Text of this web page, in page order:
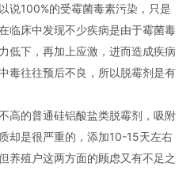
100%的受霉菌毒素污染，只是
临床中发现不少疾病是由于霉菌毒
低下，再加上应激，进而造成疾病
毒往往预后不良，所以脱霉剂是有
的普通硅铝酸盐类脱霉剂，吸附
却是很严重的，添加10-15天左右
养殖户这两方面的顾虑又有不足之